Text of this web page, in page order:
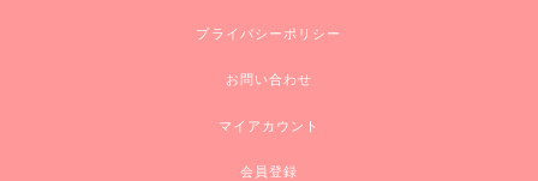
プライバシーポリシー
お問い合わせ
マイアカウント
会員登録